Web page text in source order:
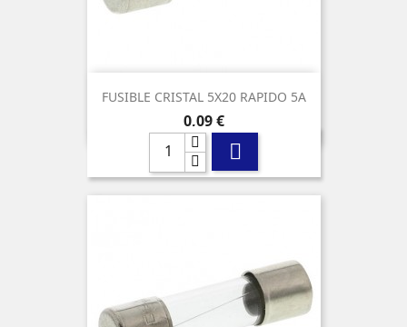
FUSIBLE CRISTAL 5X20 RAPIDO 5A
Precio
0,09 €
